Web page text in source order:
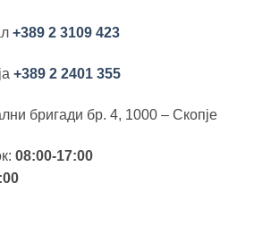
+389 2 3109 423
+389 2 2401 355
бригади бр. 4, 1000 – Скопје
08:00-17:00